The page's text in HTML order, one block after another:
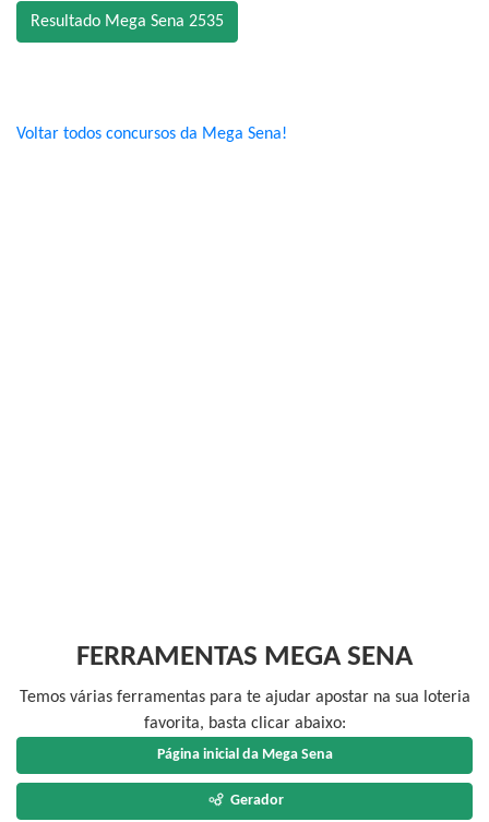
Resultado Mega Sena 2535
Voltar todos concursos da Mega Sena!
FERRAMENTAS MEGA SENA
Temos várias ferramentas para te ajudar apostar na sua loteria
favorita, basta clicar abaixo:
Página inicial da Mega Sena
Gerador